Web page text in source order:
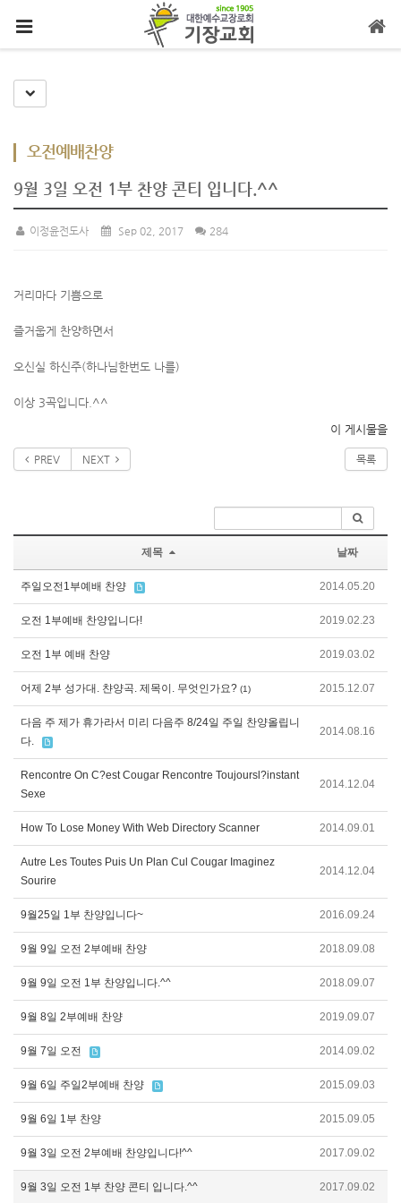
Toggle Dropdown
오전예배찬양
9월 3일 오전 1부 찬양 콘티 입니다.^^
이정윤전도사 Sep 02, 2017 284
거리마다 기쁨으로
즐거웁게 찬양하면서
오신실 하신주(하나님한번도 나를)
이상 3곡입니다.^^
이 게시물을
PREV NEXT 목록
제목 날짜
주일오전1부예배 찬양 2014.05.20
오전 1부예배 찬양입니다! 2019.02.23
오전 1부 예배 찬양 2019.03.02
어제 2부 성가대. 챤양곡. 제목이. 무엇인가요? (1) 2015.12.07
다음 주 제가 휴가라서 미리 다음주 8/24일 주일 찬양올립니
다.
2014.08.16
Rencontre On C?est Cougar Rencontre Toujoursl?instant
Sexe
2014.12.04
How To Lose Money With Web Directory Scanner 2014.09.01
Autre Les Toutes Puis Un Plan Cul Cougar Imaginez
Sourire
2014.12.04
9월25일 1부 찬양입니다~ 2016.09.24
9월 9일 오전 2부예배 찬양 2018.09.08
9월 9일 오전 1부 찬양입니다.^^ 2018.09.07
9월 8일 2부예배 찬양 2019.09.07
9월 7일 오전 2014.09.02
9월 6일 주일2부예배 찬양 2015.09.03
9월 6일 1부 찬양 2015.09.05
9월 3일 오전 2부예배 찬양입니다!^^ 2017.09.02
9월 3일 오전 1부 찬양 콘티 입니다.^^ 2017.09.02